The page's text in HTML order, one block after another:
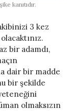
kanıtıdır.
3 kez
bir adamdı,
dair bir madde
bir şekilde
olmaksızın